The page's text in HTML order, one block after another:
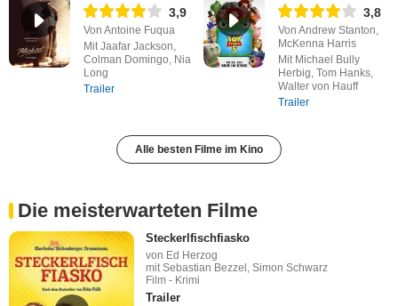
3,9
Von Antoine Fuqua
Mit Jaafar Jackson,
Colman Domingo, Nia
Long
Trailer
3,8
Von Andrew Stanton,
McKenna Harris
Mit Michael Bully
Herbig, Tom Hanks,
Walter von Hauff
Trailer
Alle besten Filme im Kino
Die meisterwarteten Filme
Steckerlfischfiasko
von Ed Herzog
mit Sebastian Bezzel, Simon Schwarz
Film - Krimi
Trailer